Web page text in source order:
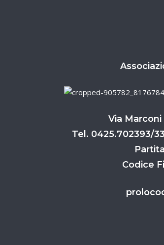
Via Marconi
Tel. 0425.702393/
Codice